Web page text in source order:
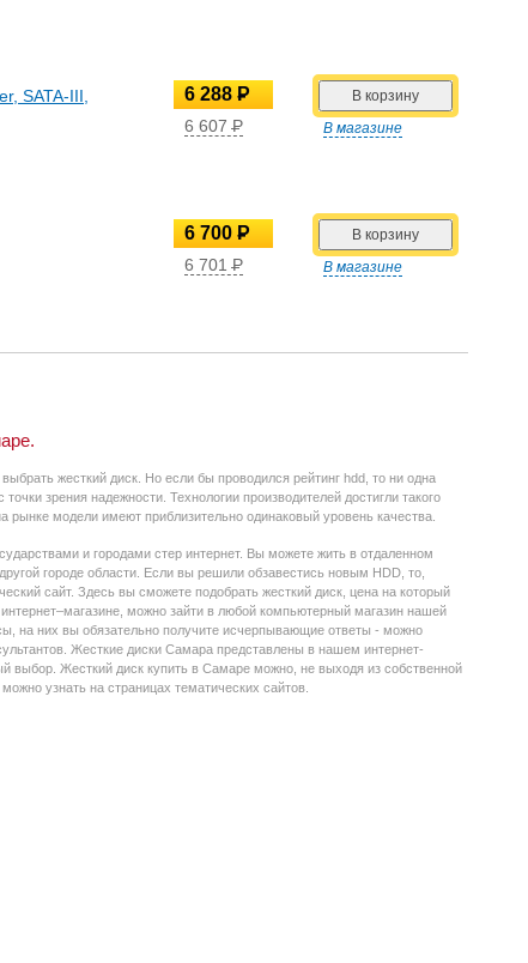
В магазине
6 288 P
УБ.
6 607P
SATA-III,
В магазине
6 700 P
УБ.
6 701P
жесткий диск. Но если бы проводился рейтинг hdd, то ни одна
зрения надежности. Технологии производителей достигли такого
рынке модели имеют приблизительно одинаковый уровень качества.
и городами стер интернет. Вы можете жить в отдаленном
городе области. Если вы решили обзавестись новым HDD, то,
сайт. Здесь вы сможете подобрать жесткий диск, цена на который
можно зайти в любой компьютерный магазин нашей
на них вы обязательно получите исчерпывающие ответы - можно
Жесткие диски Самара представлены в нашем интернет-
выбор. Жесткий диск купить в Самаре можно, не выходя из собственной
узнать на страницах тематических сайтов.